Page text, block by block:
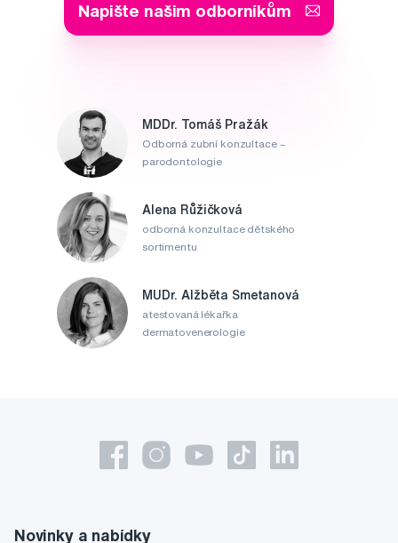
Napište našim odborníkům
MDDr. Tomáš Pražák
Odborná zubní konzultace –
parodontologie
Alena Růžičková
odborná konzultace dětského
sortimentu
MUDr. Alžběta Smetanová
atestovaná lékařka
dermatovenerologie
Novinky a nabídky